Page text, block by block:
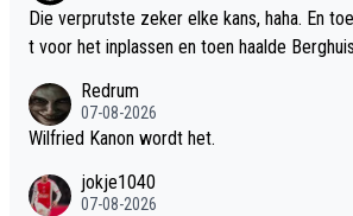
Die verprutste zeker elke kans, haha. En
t voor het inplassen en toen haalde
goed, die moet "gelukkig" nog fit worden. Ik
een maandje vanaf nu.
Redrum
07-08-2026
Wilfried Kanon wordt het.
jokje1040
07-08-2026